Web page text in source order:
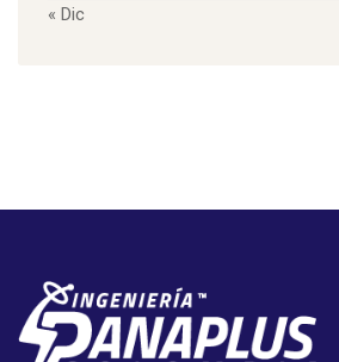
« Dic